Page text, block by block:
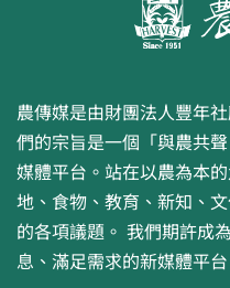
農傳媒是由財團法人豐年
們的宗旨是一個「與農共
媒體平台。站在以農為本
地、食物、教育、新知、
的各項議題。 我們期許成
息、滿足需求的新媒體平